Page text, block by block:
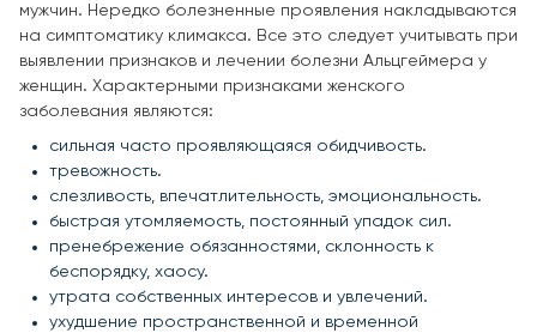
мужчин. Нередко болезненные проявления накладываются
на симптоматику климакса. Все это следует учитывать при
выявлении признаков и лечении болезни Альцгеймера у
женщин. Характерными признаками женского
заболевания являются:
сильная часто проявляющаяся обидчивость.
тревожность.
слезливость, впечатлительность, эмоциональность.
быстрая утомляемость, постоянный упадок сил.
пренебрежение обязанностями, склонность к
беспорядку, хаосу.
утрата собственных интересов и увлечений.
ухудшение пространственной и временной